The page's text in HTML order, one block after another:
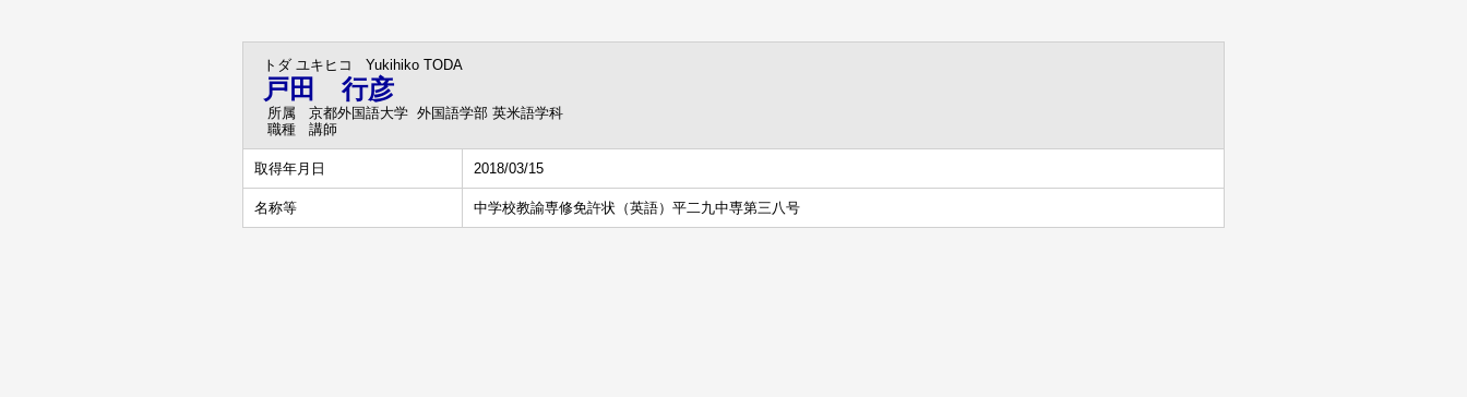
トダ ユキヒコ Yukihiko TODA
戸田 行彦
所属
京都外国語大学 外国語学部 英米語学科
職種
講師
取得年月日 2018/03/15
名称等 中学校教諭専修免許状（英語）平二九中専第三八号